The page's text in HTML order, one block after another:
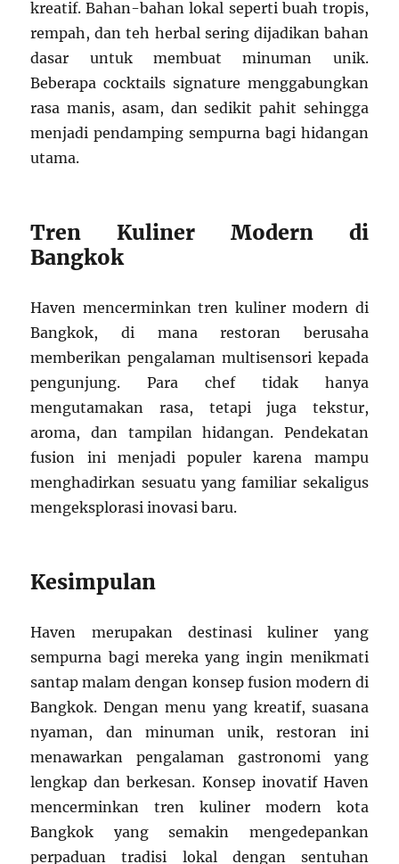
kreatif. Bahan-bahan lokal seperti buah tropis,
rempah, dan teh herbal sering dijadikan bahan
dasar untuk membuat minuman unik.
Beberapa cocktails signature menggabungkan
rasa manis, asam, dan sedikit pahit sehingga
menjadi pendamping sempurna bagi hidangan
utama.
Tren Kuliner Modern di
Bangkok
Haven mencerminkan tren kuliner modern di
Bangkok, di mana restoran berusaha
memberikan pengalaman multisensori kepada
pengunjung. Para chef tidak hanya
mengutamakan rasa, tetapi juga tekstur,
aroma, dan tampilan hidangan. Pendekatan
fusion ini menjadi populer karena mampu
menghadirkan sesuatu yang familiar sekaligus
mengeksplorasi inovasi baru.
Kesimpulan
Haven merupakan destinasi kuliner yang
sempurna bagi mereka yang ingin menikmati
santap malam dengan konsep fusion modern di
Bangkok. Dengan menu yang kreatif, suasana
nyaman, dan minuman unik, restoran ini
menawarkan pengalaman gastronomi yang
lengkap dan berkesan. Konsep inovatif Haven
mencerminkan tren kuliner modern kota
Bangkok yang semakin mengedepankan
perpaduan tradisi lokal dengan sentuhan